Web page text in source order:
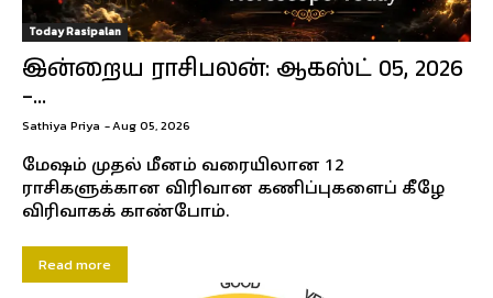
Today Rasipalan
இன்றைய ராசிபலன்: ஆகஸ்ட் 05, 2026
–...
Sathiya Priya -Aug 05, 2026
மேஷம் முதல் மீனம் வரையிலான 12
ராசிகளுக்கான விரிவான கணிப்புகளைப் கீழே
விரிவாகக் காண்போம்.
Read more